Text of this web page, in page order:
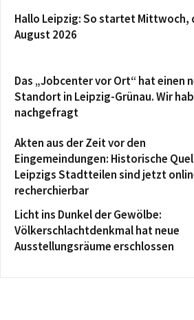
Hallo Leipzig: So startet Mittwoch,
August 2026
Das „Jobcenter vor Ort“ hat einen
Standort in Leipzig-Grünau. Wir
nachgefragt
Akten aus der Zeit vor den
Eingemeindungen: Historische
Leipzigs Stadtteilen sind jetzt
recherchierbar
Licht ins Dunkel der Gewölbe:
Völkerschlachtdenkmal hat neue
Ausstellungsräume erschlossen